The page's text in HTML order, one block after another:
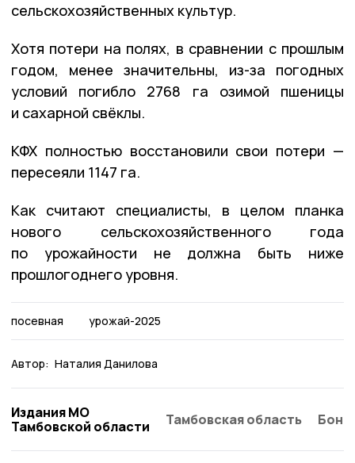
сельскохозяйственных культур.
Хотя потери на полях, в сравнении с прошлым
годом, менее значительны, из-за погодных
условий погибло 2768 га озимой пшеницы
и сахарной свёклы.
КФХ полностью восстановили свои потери —
пересеяли 1147 га.
Как считают специалисты, в целом планка
нового сельскохозяйственного года
по урожайности не должна быть ниже
прошлогоднего уровня.
посевная урожай-2025
Автор: Наталия Данилова
Издания МО
Тамбовской области
Тамбовская область